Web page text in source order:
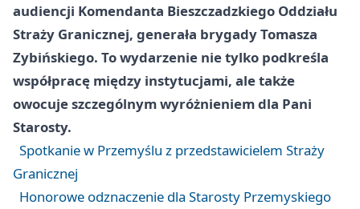
audiencji Komendanta Bieszczadzkiego Oddziału
Straży Granicznej, generała brygady Tomasza
Zybińskiego. To wydarzenie nie tylko podkreśla
współpracę między instytucjami, ale także
owocuje szczególnym wyróżnieniem dla Pani
Starosty.
Spotkanie w Przemyślu z przedstawicielem Straży
Granicznej
Honorowe odznaczenie dla Starosty Przemyskiego